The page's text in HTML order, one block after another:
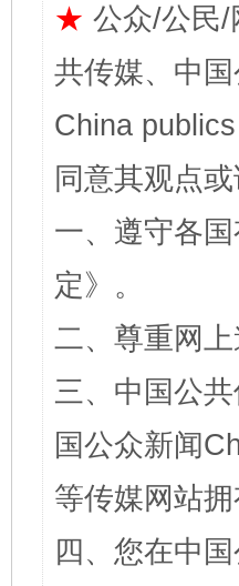
★ 公众/公民/
共传媒、中
China
同意其观点
一、遵守各
定》。
二、尊重网
三、中国公
国公众新闻
等传媒网站
四、您在中